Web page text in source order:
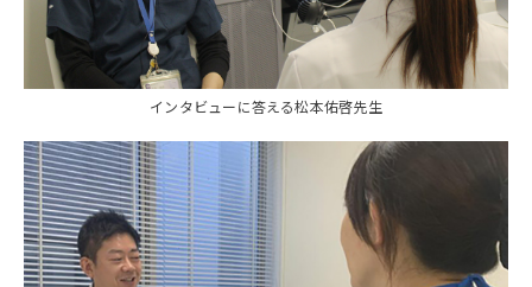
インタビューに答える松本佑啓先生